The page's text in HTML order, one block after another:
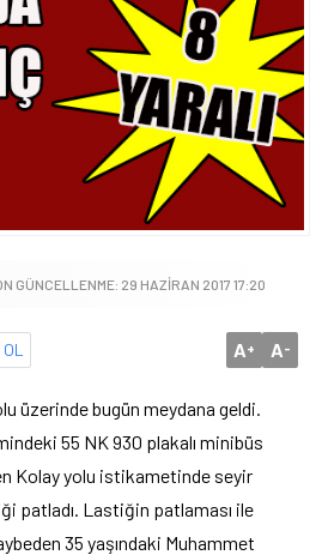
GÜNCELLENME: 29 HAZIRAN 2017 17:20
A+ A-
üzerinde bugün meydana geldi.
55 NK 930 plakalı minibüs
Kolay yolu istikametinde seyir
patladı. Lastiğin patlaması ile
35 yaşındaki Muhammet